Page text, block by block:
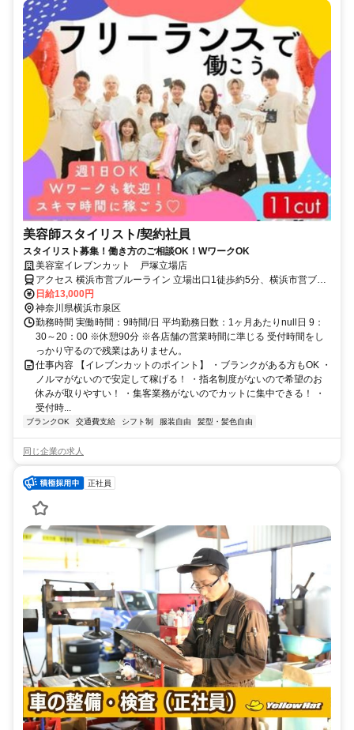
美容師スタイリスト/契約社員
スタイリスト募集！働き方のご相談OK！WワークOK
美容室イレブンカット 戸塚立場店
アクセス 横浜市営ブルーライン 立場出口1徒歩約5分、横浜市営ブル
ーライン 中田（神奈川県）出口4徒歩約10分、相鉄いずみ野線/相鉄
本線 いずみ中央徒歩約21分
日給13,000円
神奈川県横浜市泉区
勤務時間 実働時間：9時間/日 平均勤務日数：1ヶ月あたりnull日 9：
30～20：00 ※休憩90分 ※各店舗の営業時間に準じる 受付時間をし
っかり守るので残業はありません。
仕事内容 【イレブンカットのポイント】 ・ブランクがある方もOK ・
ノルマがないので安定して稼げる！ ・指名制度がないので希望のお
休みが取りやすい！ ・集客業務がないのでカットに集中できる！ ・
受付時...
ブランクOK 交通費支給 シフト制 服装自由 髪型・髪色自由
同じ企業の求人
正社員